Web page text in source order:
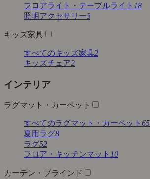
フロアライト・テーブルライト 18
照明アクセサリー3
キッズ家具
すべてのキッズ家具2
キッズチェア2
インテリア
ラグマット・カーペット
すべてのラグマット・カーペット 65
夏用ラグ8
ラグ52
フロア・キッチンマット 10
カーテン・ブラインド